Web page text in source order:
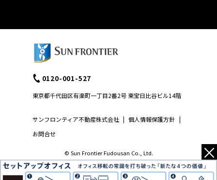
サンフロンティア不動産株式会社 | 個人情報保護方針 |
お問合せ
0120-001-527
東京都千代田区有楽町一丁目2番2号 東宝日比谷ビル14階
© Sun Frontier Fudousan Co., Ltd. ×